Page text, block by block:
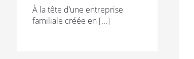
À la tête d’une entreprise
familiale créée en [...]